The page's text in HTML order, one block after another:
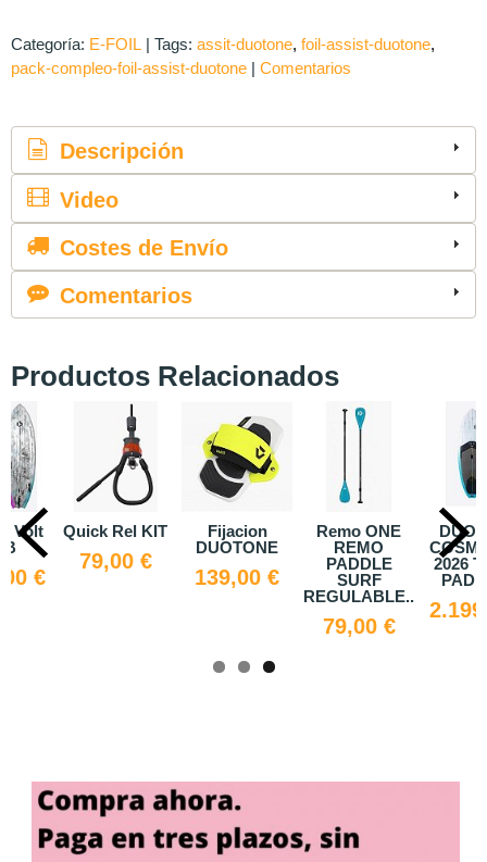
Categoría: E-FOIL | Tags: assit-duotone foil-assist-duotone
pack-compleo-foil-assist-duotone | Comentarios
Descripción
Video
Costes de Envío
Comentarios
Productos Relacionados
Volt
€
Quick Rel KIT
79,00 €
Fijacion
DUOTONE
139,00 €
Remo ONE
REMO
PADDLE
SURF
REGULABLE...
79,00 €
2026